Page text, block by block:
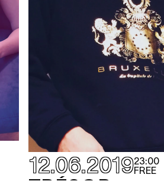
12.06.201923:00
FREE
TRÉSOR